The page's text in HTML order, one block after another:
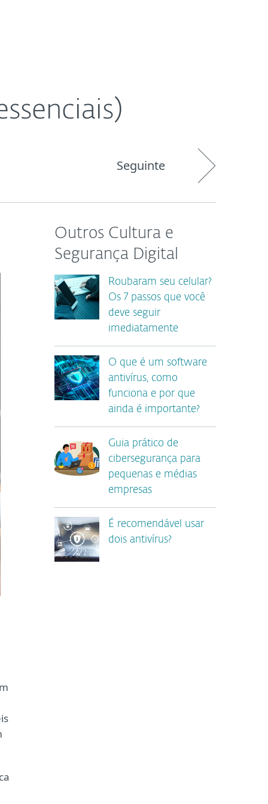
Seguinte
Outros Cultura e
Segurança Digital
Roubaram seu celular?
Os 7 passos que você
deve seguir
imediatamente
O que é um software
antivírus, como
funciona e por que
ainda é importante?
Guia prático de
cibersegurança para
pequenas e médias
empresas
É recomendável usar
dois antivírus?